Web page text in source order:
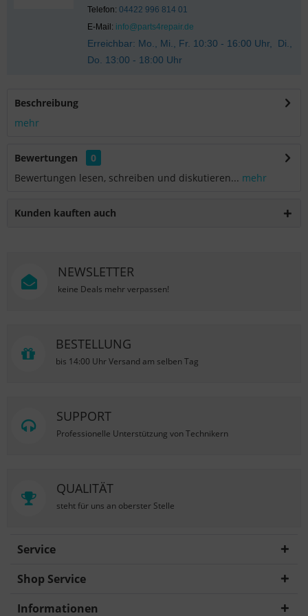
Telefon: 04422 996 814 01
E-Mail: info@parts4repair.de
Erreichbar: Mo., Mi., Fr. 10:30 - 16:00 Uhr, Di.,
Do. 13:00 - 18:00 Uhr
Beschreibung
mehr
Bewertungen
0
Bewertungen lesen, schreiben und diskutieren... mehr
Kunden kauften auch
NEWSLETTER
keine Deals mehr verpassen!
BESTELLUNG
bis 14:00 Uhr Versand am selben Tag
SUPPORT
Professionelle Unterstützung von Technikern
QUALITÄT
steht für uns an oberster Stelle
Service
Shop Service
Informationen